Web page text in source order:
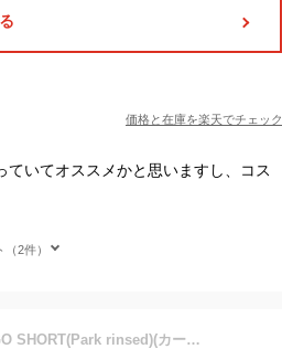
価格と在庫を楽天でチェック
いてオススメかと思いますし、コス
2件）
【50%OFF】Carhartt WIP REGULAR CARGO SHORT(Park rinsed)(カーハートワークインプログレス レギュラー カーゴ ショーツ)【メンズ レディース】【ハーフパンツ ショートパンツ 短パン カーゴタイプ】【24SS】